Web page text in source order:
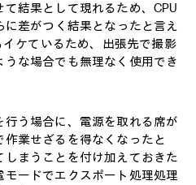
結果として現れるため、CPU
差がつく結果となったと言え
ケているため、出張先で撮影
な場合でも無理なく使用でき
う場合に、電源を取れる席が
業せざるを得なくなったと
まうことを付け加えておきた
ードでエクスポート処理処理